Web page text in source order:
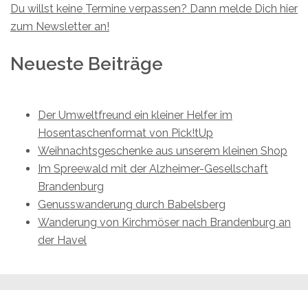
Du willst keine Termine verpassen? Dann melde Dich hier
zum Newsletter an!
Neueste Beiträge
Der Umweltfreund ein kleiner Helfer im
Hosentaschenformat von Pick!tUp
Weihnachtsgeschenke aus unserem kleinen Shop
Im Spreewald mit der Alzheimer-Gesellschaft
Brandenburg
Genusswanderung durch Babelsberg
Wanderung von Kirchmöser nach Brandenburg an
der Havel